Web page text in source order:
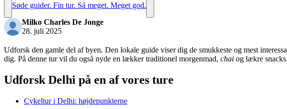
Søde guider. Fin tur. Så meget. Meget god.
Milko Charles De Jonge
28. juli 2025
Udforsk den gamle del af byen. Den lokale guide viser dig de smukkeste og mest
dig. På denne tur vil du også nyde en lækker traditionel morgenmad, chai og lækre snacks.
Udforsk Delhi på en af vores ture
Cykeltur i Delhi: højdepunkterne